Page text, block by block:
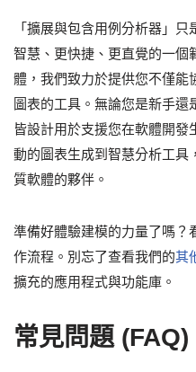
「擴展與包含用例分析器」
智慧、更快捷、更直覺的一個
體，我們致力於提供您不僅能
圖表的工具。無論您是新手
皆設計用於支援您在軟體開發
動的圖表生成到智慧分析工具
質軟體的夥伴。
準備好體驗建模的力量了嗎？
作流程。別忘了查看我們的其
擴充的應用程式與功能庫。
常見問題 (FAQ)